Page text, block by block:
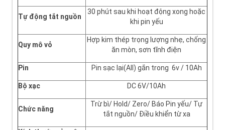
Tự động tắt nguồn
30 phút sau khi hoạt động xong hoặc
khi pin yếu
Quy mô vỏ
Hợp kim thép trọng lượng nhẹ, chống
ăn mòn, sơn tĩnh điện
Pin Pin sạc lại(All) gắn trong 6v / 10Ah
Bộ xạc DC 6V/10Ah
Chức năng
Trừ bì/ Hold/ Zero/ Báo Pin yếu/ Tự
tắt nguồn/ Điều khiển từ xa